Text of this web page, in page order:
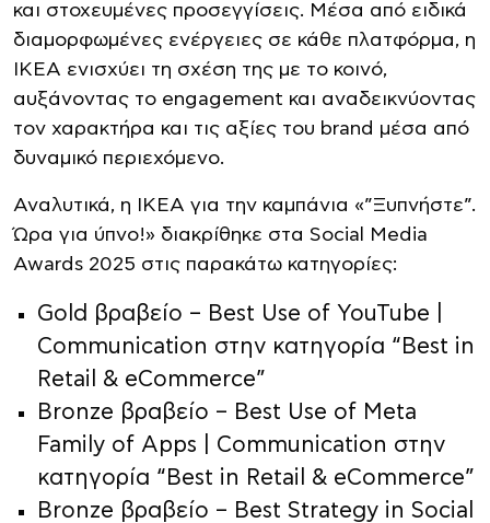
και στοχευμένες προσεγγίσεις. Μέσα από ειδικά
διαμορφωμένες ενέργειες σε κάθε πλατφόρμα, η
ΙΚΕΑ ενισχύει τη σχέση της με το κοινό,
αυξάνοντας το engagement και αναδεικνύοντας
τον χαρακτήρα και τις αξίες του brand μέσα από
δυναμικό περιεχόμενο.
Αναλυτικά, η ΙΚΕΑ για την καμπάνια «”Ξυπνήστε”.
Ώρα για ύπνο!» διακρίθηκε στα Social Media
Awards 2025 στις παρακάτω κατηγορίες:
Gold βραβείο – Best Use of YouTube |
Communication στην κατηγορία “Best in
Retail & eCommerce”
Bronze βραβείο – Best Use of Meta
Family of Apps | Communication στην
κατηγορία “Best in Retail & eCommerce”
Bronze βραβείο – Best Strategy in Social